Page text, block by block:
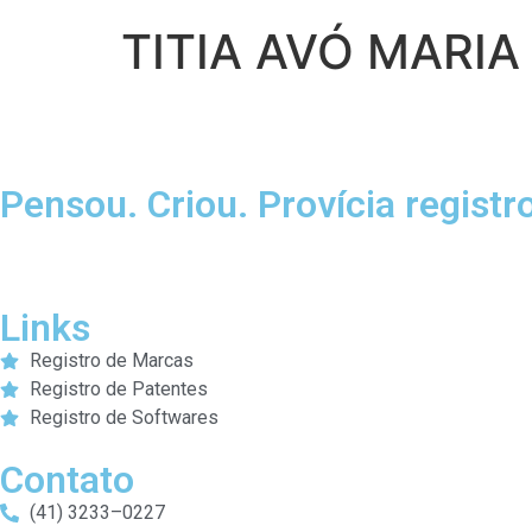
TITIA AVÓ MARIA
Pensou. Criou. Provícia
Links
Registro de Marcas
Registro de Patentes
Registro de Softwares
Contato
(41) 3233–0227